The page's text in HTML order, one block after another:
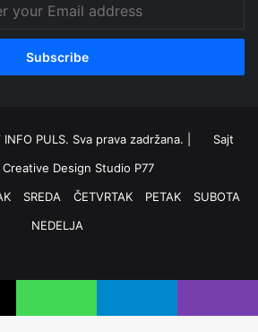
PULS. Sva prava zadržana. |
Sajt
Creative Design Studio P77
SREDA ČETVRTAK PETAK
SUBOTA
NEDELJA
WhatsApp Telegram Viber